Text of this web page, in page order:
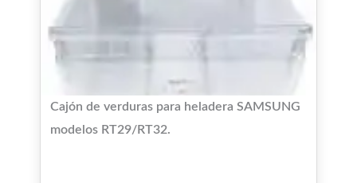
Cajón de verduras para heladera SAMSUNG
modelos RT29/RT32.